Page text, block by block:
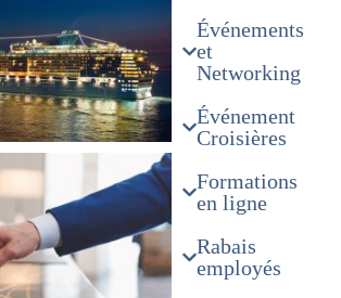
Événements
et
Networking
Événement
Croisières
Formations
en ligne
Rabais
employés